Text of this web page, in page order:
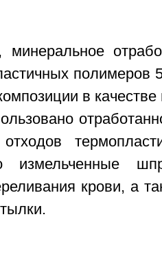
минеральное
полимеров
в
измельченные
крови, а